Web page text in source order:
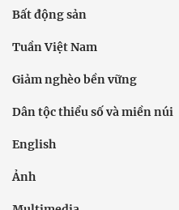
Bất động sản
Tuần Việt Nam
Giảm nghèo bền vững
Dân tộc thiểu số và miền núi
English
Ảnh